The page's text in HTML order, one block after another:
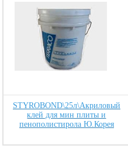
STYROBOND\25л\Акриловый
клей для мин плиты и
пенополистирола Ю.Корея